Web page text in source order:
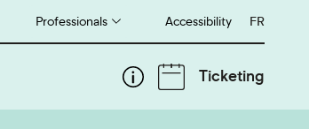
Professionals Accessibility Français
FR
Ticketing